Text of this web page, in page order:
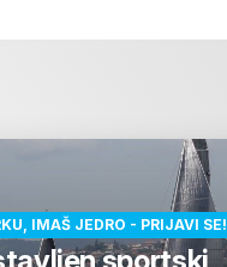
IMAŠ JEDRO - PRIJAVI SE!